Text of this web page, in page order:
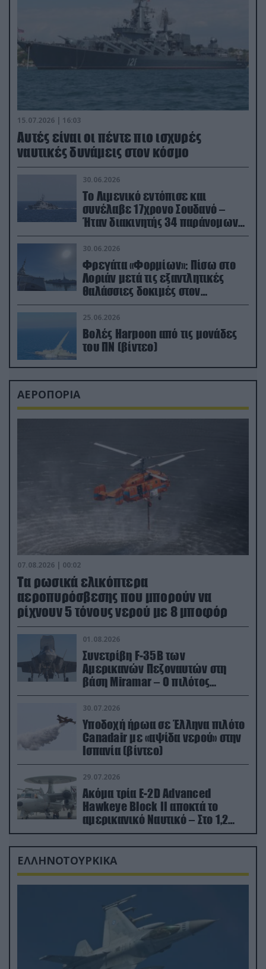
15.07.2026 | 16:03
Aυτές είναι οι πέντε πιο ισχυρές
ναυτικές δυνάμεις στον κόσμο
30.06.2026
Το Λιμενικό εντόπισε και
συνέλαβε 17χρονο Σουδανό –
Ήταν διακινητής 34 παράνομων
μεταναστών
30.06.2026
Φρεγάτα «Φορμίων»: Πίσω στο
Λοριάν μετά τις εξαντλητικές
θαλάσσιες δοκιμές στον
απαιτητικό Βισκαϊκό
25.06.2026
Βολές Harpoon από τις μονάδες
του ΠΝ (βίντεο)
ΑΕΡΟΠΟΡΙΑ
07.08.2026 | 00:02
Τα ρωσικά ελικόπτερα
αεροπυρόσβεσης που μπορούν να
ρίχνουν 5 τόνους νερού με 8 μποφόρ
01.08.2026
Συνετρίβη F-35B των
Αμερικανών Πεζοναυτών στη
βάση Miramar – Ο πιλότος
εκτινάχθηκε εγκαίρως
30.07.2026
Υποδοχή ήρωα σε Έλληνα πιλότο
Canadair με «αψίδα νερού» στην
Ισπανία (βίντεο)
29.07.2026
Ακόμα τρία E-2D Advanced
Hawkeye Block II αποκτά το
αμερικανικό Ναυτικό – Στο 1,2
δισ.δολάρια το κόστος
ΕΛΛΗΝΟΤΟΥΡΚΙΚΑ